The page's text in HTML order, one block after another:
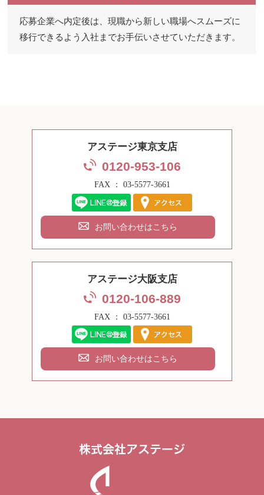
応募企業へ内定後は、現職から新しい職場へスムーズに
移行できるよう入社までお手伝いさせていただきます。
アステージ東京支店
0120-953-106
FAX ： 03-5577-3661
お問い合わせはこちら
アステージ大阪支店
0120-106-889
FAX ： 03-5577-3661
お問い合わせはこちら